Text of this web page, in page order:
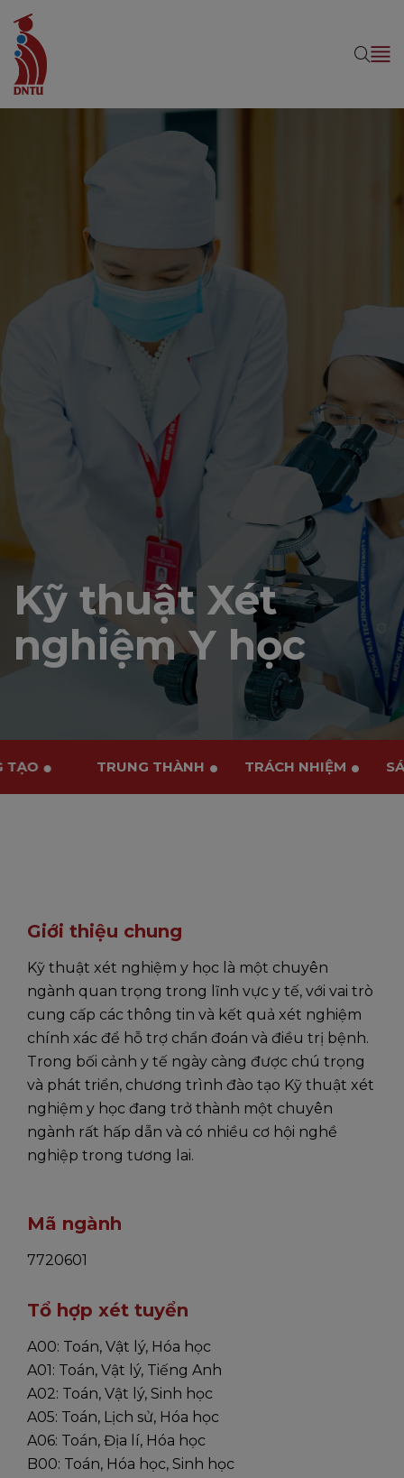
Kỹ thuật Xét
nghiệm Y học
TẠO TRUNG THÀNH TRÁCH NHIỆM
Giới thiệu chung
Kỹ thuật xét nghiệm y học là một chuyên
ngành quan trọng trong lĩnh vực y tế, với vai trò
cung cấp các thông tin và kết quả xét nghiệm
chính xác để hỗ trợ chẩn đoán và điều trị bệnh.
Trong bối cảnh y tế ngày càng được chú trọng
và phát triển, chương trình đào tạo Kỹ thuật xét
nghiệm y học đang trở thành một chuyên
ngành rất hấp dẫn và có nhiều cơ hội nghề
nghiệp trong tương lai.
Mã ngành
7720601
Tổ hợp xét tuyển
A00: Toán, Vật lý, Hóa học
A01: Toán, Vật lý, Tiếng Anh
A02: Toán, Vật lý, Sinh học
A05: Toán, Lịch sử, Hóa học
A06: Toán, Địa lí, Hóa học
B00: Toán, Hóa học, Sinh học